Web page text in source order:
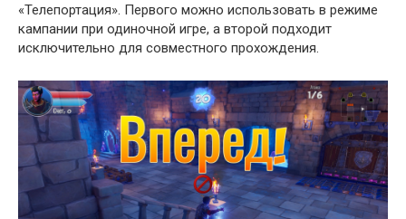
«Телепортация». Первого можно использовать в режиме
кампании при одиночной игре, а второй подходит
исключительно для совместного прохождения.